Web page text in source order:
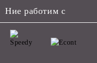
Ние работим с